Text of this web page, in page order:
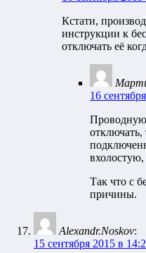
Кстати,
инструкции к
отключать её
16
Проводную
отключать,
вхолостую,
Так что с
причины.
Alexandr.Noskov:
15 сентября 2015 в